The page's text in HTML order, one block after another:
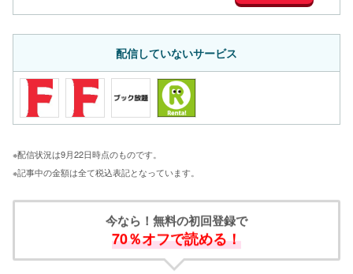
配信していないサービス
※配信状況は9月22日時点のものです。
※記事中の金額は全て税込表記となっています。
今なら！無料の初回登録で
70％オフで読める！